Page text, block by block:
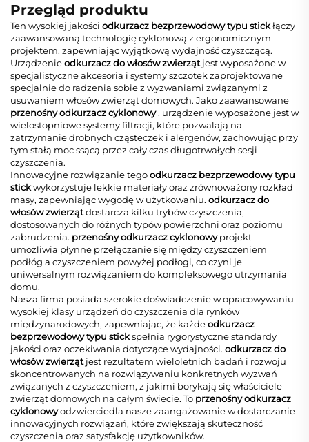
Przegląd produktu
Ten wysokiej jakości odkurzacz bezprzewodowy typu stickłączy
zaawansowaną technologię cyklonową z ergonomicznym
projektem, zapewniając wyjątkową wydajność czyszczącą.
Urządzenieodkurzacz do włosów zwierząt jest wyposażone w
specjalistyczne akcesoria i systemy szczotek zaprojektowane
specjalnie do radzenia sobie z wyzwaniami związanymi z
usuwaniem włosów zwierząt domowych. Jako zaawansowane
przenośny odkurzacz cyklonowy, urządzenie wyposażone jest w
wielostopniowe systemy filtracji, które pozwalają na
zatrzymanie drobnych cząsteczek i alergenów, zachowując przy
tym stałą moc ssącą przez cały czas długotrwałych sesji
czyszczenia.
Innowacyjne rozwiązanie tegoodkurzacz bezprzewodowy typu
stickwykorzystuje lekkie materiały oraz zrównoważony rozkład
masy, zapewniając wygodę w użytkowaniu. odkurzacz do
włosów zwierzątdostarcza kilku trybów czyszczenia,
dostosowanych do różnych typów powierzchni oraz poziomu
zabrudzenia. przenośny odkurzacz cyklonowyprojekt
umożliwia płynne przełączanie się między czyszczeniem
podłóg a czyszczeniem powyżej podłogi, co czyni je
uniwersalnym rozwiązaniem do kompleksowego utrzymania
domu.
Nasza firma posiada szerokie doświadczenie w opracowywaniu
wysokiej klasy urządzeń do czyszczenia dla rynków
międzynarodowych, zapewniając, że każdeodkurzacz
bezprzewodowy typu stickspełnia rygorystyczne standardy
jakości oraz oczekiwania dotyczące wydajności. odkurzacz do
włosów zwierząt jest rezultatem wieloletnich badań i rozwoju
skoncentrowanych na rozwiązywaniu konkretnych wyzwań
związanych z czyszczeniem, z jakimi borykają się właściciele
zwierząt domowych na całym świecie. To przenośny odkurzacz
cyklonowyodzwierciedla nasze zaangażowanie w dostarczanie
innowacyjnych rozwiązań, które zwiększają skuteczność
czyszczenia oraz satysfakcję użytkowników.